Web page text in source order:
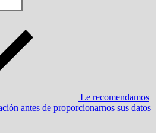
Le recomendamos
antes de proporcionarnos sus datos